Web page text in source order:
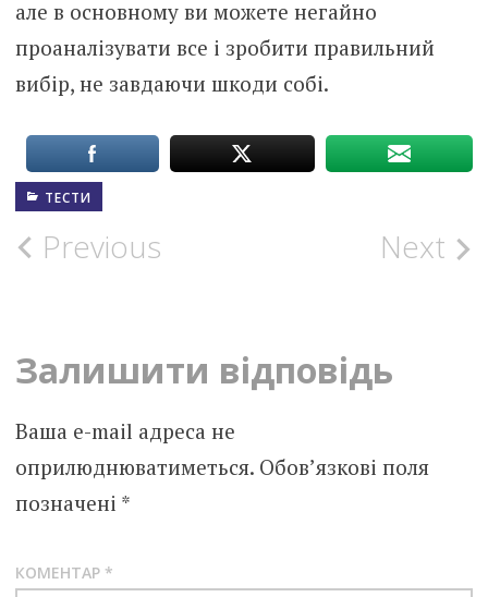
але в основному ви можете негайно
проаналізувати все і зробити правильний
вибір, не завдаючи шкоди собі.
ТЕСТИ
Post
Previous Next
Залишити відповідь
Ваша e-mail адреса не
оприлюднюватиметься. Обов’язкові поля
позначені *
КОМЕНТАР *